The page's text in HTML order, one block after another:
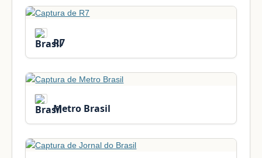
R7
Metro Brasil